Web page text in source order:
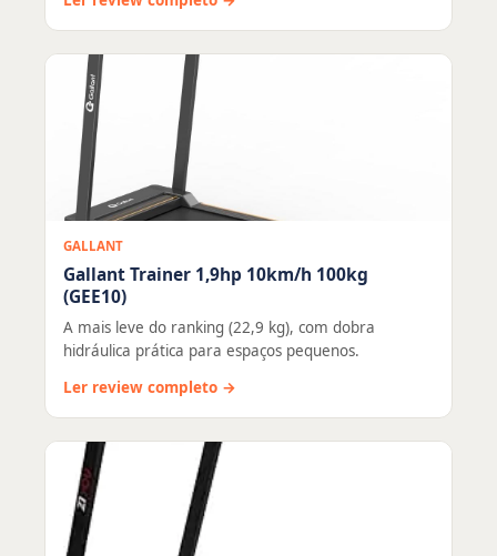
GALLANT
Gallant Trainer 1,9hp 10km/h 100kg
(GEE10)
A mais leve do ranking (22,9 kg), com dobra
hidráulica prática para espaços pequenos.
Ler review completo →